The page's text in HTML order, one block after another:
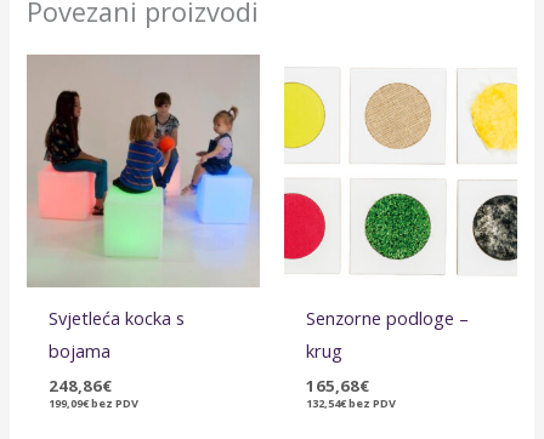
Povezani proizvodi
Svjetleća kocka s
bojama
248,86€
199,09€bez PDV
Senzorne podloge –
krug
165,68€
132,54€bez PDV